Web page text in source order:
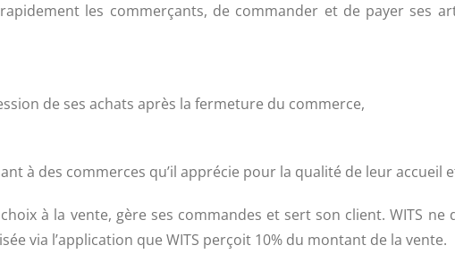
les commerçants, de commander et de payer ses
de ses achats après la fermeture du commerce,
à des commerces qu’il apprécie pour la qualité de leur accueil
à la vente, gère ses commandes et sert son client. WITS ne
via l’application que WITS perçoit 10% du montant de la vente.